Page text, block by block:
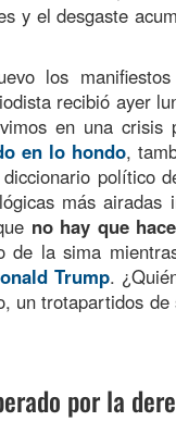
y el desgaste
los
recibió ayer
en una crisis
en lo hondo,
político
más airadas
no hay que
la sima
Trump.
un trotapartidos de
por la